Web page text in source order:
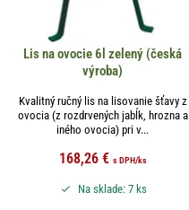
Lis na ovocie 6l zelený (česká
výroba)
Kvalitný ručný lis na lisovanie šťavy z
ovocia (z rozdrvených jabĺk, hrozna a
iného ovocia) pri v...
168,26 € s DPH/ks
Na sklade: 7 ks